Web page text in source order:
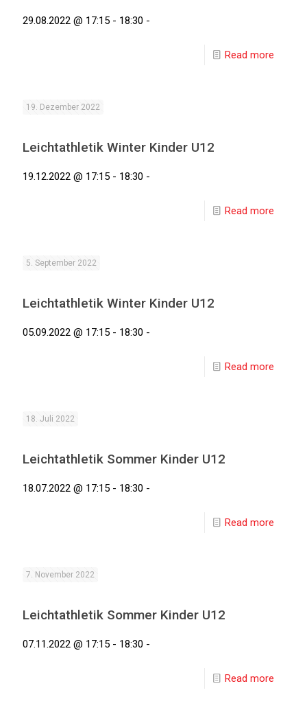
29.08.2022 @ 17:15 - 18:30 -
Read more
19. Dezember 2022
Leichtathletik Winter Kinder U12
19.12.2022 @ 17:15 - 18:30 -
Read more
5. September 2022
Leichtathletik Winter Kinder U12
05.09.2022 @ 17:15 - 18:30 -
Read more
18. Juli 2022
Leichtathletik Sommer Kinder U12
18.07.2022 @ 17:15 - 18:30 -
Read more
7. November 2022
Leichtathletik Sommer Kinder U12
07.11.2022 @ 17:15 - 18:30 -
Read more